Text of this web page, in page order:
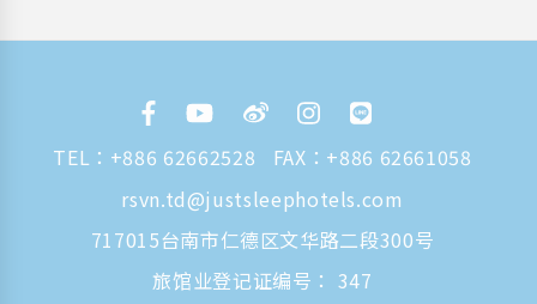
TEL： +886 62662528
FAX：+886 62661058
rsvn.td@justsleephotels.com
717015台南市仁德区文华路二段300号
旅馆业登记证编号： 347